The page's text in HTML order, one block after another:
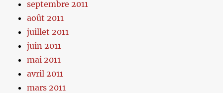
septembre 2011
août 2011
juillet 2011
juin 2011
mai 2011
avril 2011
mars 2011